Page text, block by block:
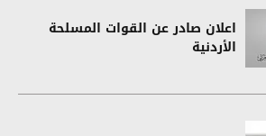
اعلان صادر عن القوات المسلحة
الأردنية